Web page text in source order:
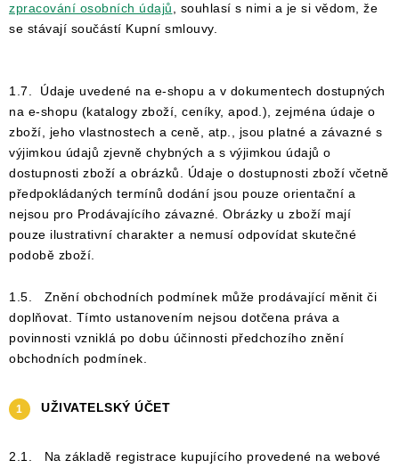
zpracování osobních údajů, souhlasí s nimi a je si vědom, že
se stávají součástí Kupní smlouvy.
1.7. Údaje uvedené na e-shopu a v dokumentech dostupných
na e-shopu (katalogy zboží, ceníky, apod.), zejména údaje o
zboží, jeho vlastnostech a ceně, atp., jsou platné a závazné s
výjimkou údajů zjevně chybných a s výjimkou údajů o
dostupnosti zboží a obrázků. Údaje o dostupnosti zboží včetně
předpokládaných termínů dodání jsou pouze orientační a
nejsou pro Prodávajícího závazné. Obrázky u zboží mají
pouze ilustrativní charakter a nemusí odpovídat skutečné
podobě zboží.
1.5. Znění obchodních podmínek může prodávající měnit či
doplňovat. Tímto ustanovením nejsou dotčena práva a
povinnosti vzniklá po dobu účinnosti předchozího znění
obchodních podmínek.
UŽIVATELSKÝ ÚČET
2.1. Na základě registrace kupujícího provedené na webové